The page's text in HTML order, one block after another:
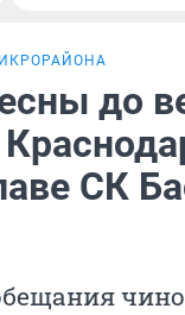
до
СК